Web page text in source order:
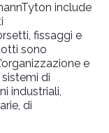
include
fissaggi e
sono
e
di
industriali,
di